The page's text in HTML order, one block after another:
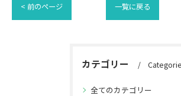
< 前のページ 一覧に戻る
カテゴリー
全てのカテゴリー